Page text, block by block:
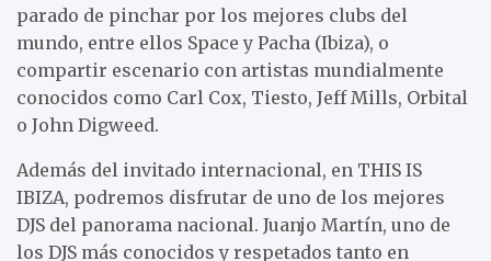
parado de pinchar por los mejores clubs del
mundo, entre ellos Space y Pacha (Ibiza), o
compartir escenario con artistas mundialmente
conocidos como Carl Cox, Tiesto, Jeff Mills, Orbital
o John Digweed.
Además del invitado internacional, en THIS IS
IBIZA, podremos disfrutar de uno de los mejores
DJS del panorama nacional. Juanjo Martín, uno de
los DJS más conocidos y respetados tanto en